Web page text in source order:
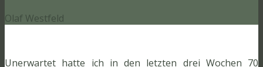
Olaf Westfeld
Unerwartet hatte ich in den letzten drei Wochen 70